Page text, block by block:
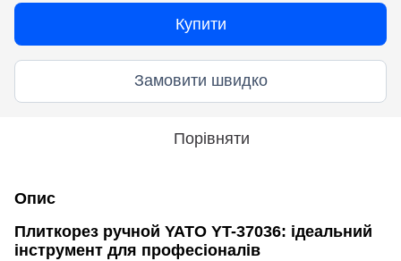
Купити
Замовити швидко
Порівняти
Опис
Плиткорез ручной YATO YT-37036: ідеальний
інструмент для професіоналів